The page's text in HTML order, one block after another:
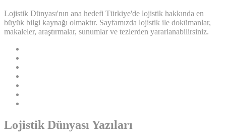
Lojistik Dünyası'nın ana hedefi Türkiye'de lojistik hakkında en
büyük bilgi kaynağı olmaktır. Sayfamızda lojistik ile dokümanlar,
makaleler, araştırmalar, sunumlar ve tezlerden yararlanabilirsiniz.
Lojistik Dünyası Yazıları